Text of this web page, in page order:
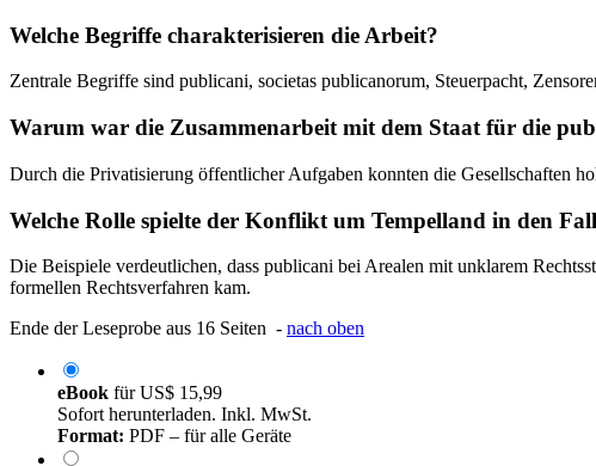
Welche Begriffe charakterisieren die Arbeit?
Zentrale Begriffe sind publicani, societas publicanorum, Steuerpacht,
Warum war die Zusammenarbeit mit dem Staat für die
Durch die Privatisierung öffentlicher Aufgaben konnten die Gesellschaften
Welche Rolle spielte der Konflikt um Tempelland in den
Die Beispiele verdeutlichen, dass publicani bei Arealen mit unklarem
formellen Rechtsverfahren kam.
Ende der Leseprobe aus 16 Seiten - nach oben
eBook fürUS$ 15,99
Sofort herunterladen. Inkl. MwSt.
Format: PDF – für alle Geräte